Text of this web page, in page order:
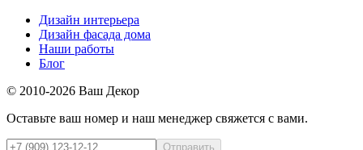
Дизайн интерьера
Дизайн фасада дома
Наши работы
Блог
© 2010-2026 Ваш Декор
Оставьте ваш номер и наш менеджер свяжется с вами.